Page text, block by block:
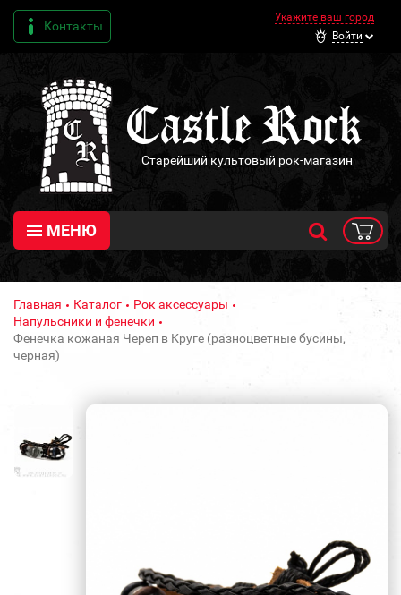
Контакты
Укажите ваш город
Войти
Старейший культовый рок-магазин
МЕНЮ
Главная Каталог
Рок аксессуары
Напульсники и фенечки
Фенечка кожаная Череп в Круге (разноцветные бусины,
черная)